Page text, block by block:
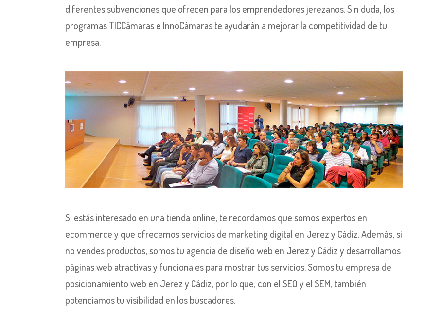
diferentes subvenciones que ofrecen para los emprendedores jerezanos. Sin duda, los
programas TICCámaras e InnoCámaras te ayudarán a mejorar la competitividad de tu
empresa.
Si estás interesado en una tienda online, te recordamos que somos expertos en
ecommerce y que ofrecemos servicios de marketing digital en Jerez y Cádiz. Además, si
no vendes productos, somos tu agencia de diseño web en Jerez y Cádiz y desarrollamos
páginas web atractivas y funcionales para mostrar tus servicios. Somos tu empresa de
posicionamiento web en Jerez y Cádiz, por lo que, con el SEO y el SEM, también
potenciamos tu visibilidad en los buscadores.